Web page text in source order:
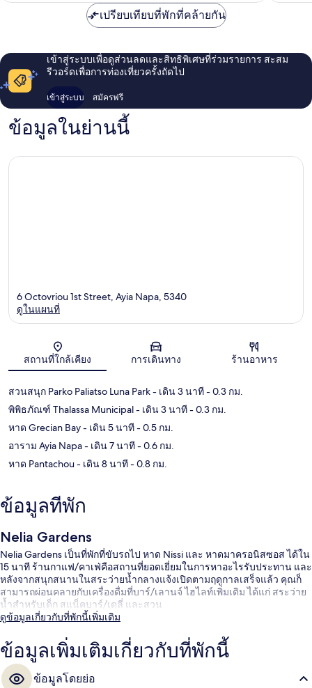
เปรียบเทียบที่พักที่คล้ายกัน
เข้าสู่ระบบเพื่อดูส่วนลดและสิทธิพิเศษที่ร่วมรายการ สะสม
รีวอร์ดเพื่อการท่องเที่ยวครั้งถัดไป
เข้าสู่ระบบ สมัครฟรี
ข้อมูลในย่านนี้
แผนที่
6 Octovriou 1st Street, Ayia Napa, 5340
ดูในแผนที่
สถานที่ใกล้เคียง การเดินทาง ร้านอาหาร
สวนสนุก Parko Paliatso Luna Park- เดิน 3 นาที- 0.3 กม.
พิพิธภัณฑ์ Thalassa Municipal- เดิน 3 นาที- 0.3 กม.
หาด Grecian Bay- เดิน 5 นาที- 0.5 กม.
อาราม Ayia Napa- เดิน 7 นาที- 0.6 กม.
หาด Pantachou- เดิน 8 นาที- 0.8 กม.
ข้อมูลที่พัก
Nelia Gardens
Nelia Gardens เป็นที่พักที่ขับรถไป หาด Nissi และ หาดมาครอนิสซอส ได้ใน
15 นาที ร้านกาแฟ/คาเฟ่คือสถานที่ยอดเยี่ยมในการหาอะไรรับประทาน และ
หลังจากสนุกสนานในสระว่ายน้ำกลางแจ้งเปิดตามฤดูกาลเสร็จแล้ว คุณก็
สามารถผ่อนคลายกับเครื่องดื่มที่บาร์/เลานจ์ ไฮไลท์เพิ่มเติม ได้แก่ สระว่าย
น้ำสำหรับเด็ก สแน็คบาร์/เดลี่ และสวน
ดูข้อมูลเกี่ยวกับที่พักนี้เพิ่มเติม
ข้อมูลเพิ่มเติมเกี่ยวกับที่พักนี้
ข้อมูลโดยย่อ